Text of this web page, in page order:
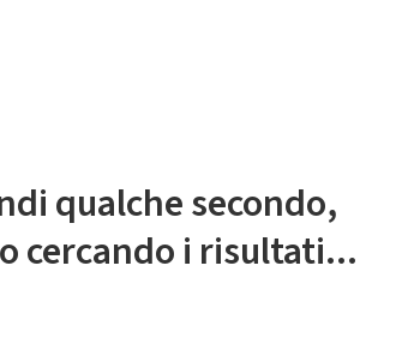
qualche secondo,
cercando i risultati...